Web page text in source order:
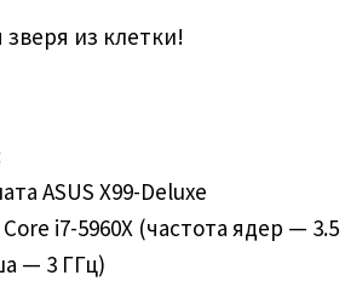
из клетки!
ASUS X99-Deluxe
i7-5960X (частота ядер — 3.5
— 3 ГГц)